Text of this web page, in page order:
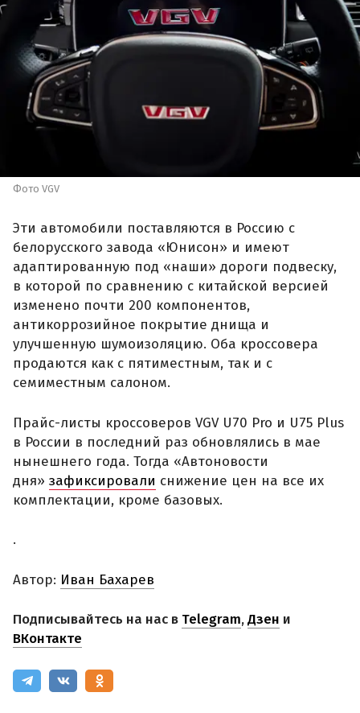
Фото VGV
Эти автомобили поставляются в Россию с
белорусского завода «Юнисон» и имеют
адаптированную под «наши» дороги подвеску,
в которой по сравнению с китайской версией
изменено почти 200 компонентов,
антикоррозийное покрытие днища и
улучшенную шумоизоляцию. Оба кроссовера
продаются как с пятиместным, так и с
семиместным салоном.
Прайс-листы кроссоверов VGV U70 Pro и U75 Plus
в России в последний раз обновлялись в мае
нынешнего года. Тогда «Автоновости
дня» зафиксировали снижение цен на все их
комплектации, кроме базовых.
.
Автор: Иван Бахарев
Подписывайтесь на нас в Telegram,Дзен и
ВКонтакте